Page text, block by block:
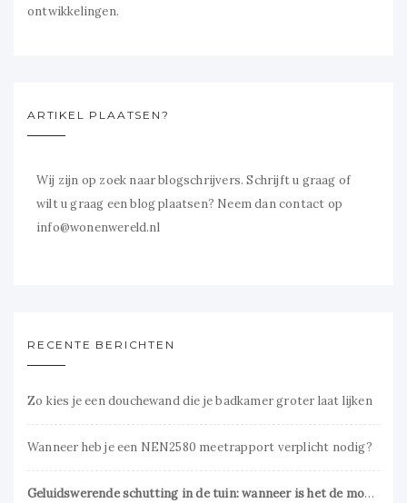
ontwikkelingen.
ARTIKEL PLAATSEN?
Wij zijn op zoek naar blogschrijvers. Schrijft u graag of
wilt u graag een blog plaatsen? Neem dan contact op
info@wonenwereld.nl
RECENTE BERICHTEN
Zo kies je een douchewand die je badkamer groter laat lijken
Wanneer heb je een NEN2580 meetrapport verplicht nodig?
Geluidswerende schutting in de tuin: wanneer is het de moeite waard?